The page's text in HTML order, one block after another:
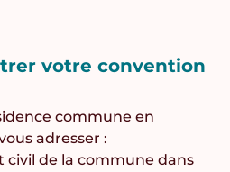
votre convention
commune en
adresser :
civil de la commune dans